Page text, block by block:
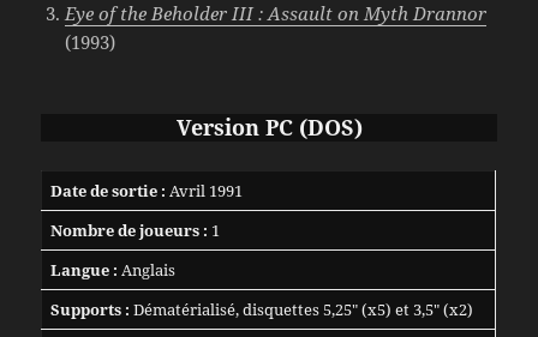
Eye of the Beholder III : Assault on Myth Drannor
(1993)
Version PC(DOS)
Date de sortie : Avril 1991
Nombre de joueurs : 1
Langue : Anglais
Supports : Dématérialisé, disquettes 5,25″ (x5) et 3,5″ (x2)